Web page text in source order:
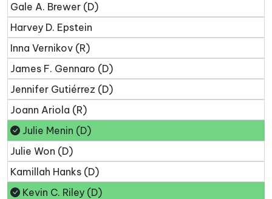
Gale A. Brewer (D)
Harvey D. Epstein
Inna Vernikov (R)
James F. Gennaro (D)
Jennifer Gutiérrez (D)
Joann Ariola (R)
Julie Menin (D)
Julie Won (D)
Kamillah Hanks (D)
Kevin C. Riley (D)